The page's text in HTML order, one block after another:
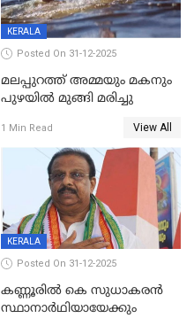
KERALA
Posted On 31-12-2025
മലപ്പുറത്ത് അമ്മയും മകനും
പുഴയിൽ മുങ്ങി മരിച്ചു
1 Min Read View All
KERALA
Posted On 31-12-2025
കണ്ണൂരിൽ കെ സുധാകരൻ
സ്ഥാനാർഥിയായേക്കും